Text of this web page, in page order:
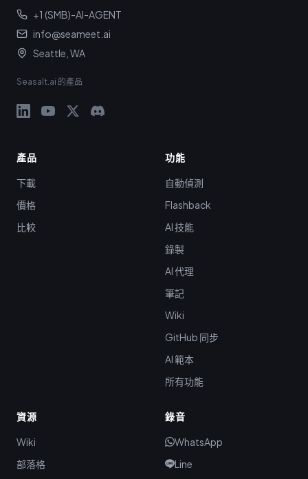
+1 (SMB)-AI-AGENT
info@seameet.ai
Seattle, WA
Seasalt.ai 的產品
產品
下載
價格
比較
功能
自動偵測
Flashback
AI 技能
錄製
AI 代理
筆記
Wiki
GitHub 同步
AI 範本
所有功能
資源
Wiki
部落格
錄音
WhatsApp
Line